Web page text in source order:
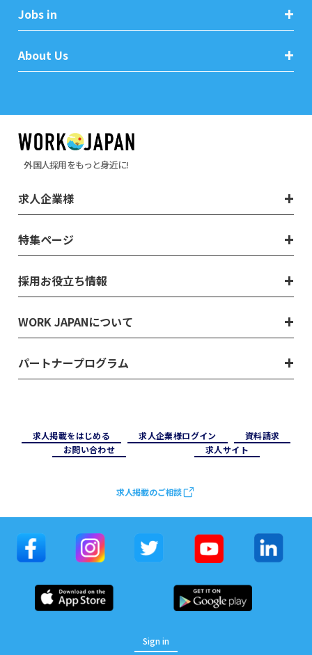
Jobs in
About Us
外国人採用をもっと身近に!
求人企業様
特集ページ
採用お役立ち情報
WORK JAPANについて
パートナープログラム
求⼈掲載をはじめる 求⼈企業様ログイン
資料請求
お問い合わせ
求⼈サイト
求人掲載のご相談
Sign in